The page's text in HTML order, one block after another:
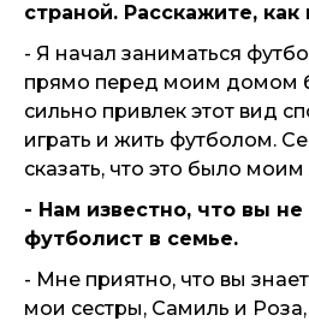
страной. Расскажите,
- Я начал заниматься
прямо перед моим домом
сильно привлек этот вид
играть и жить футболом.
сказать, что это было
- Нам известно, что вы
футболист в семье.
- Мне приятно, что вы
мои сестры, Самиль и Роза,